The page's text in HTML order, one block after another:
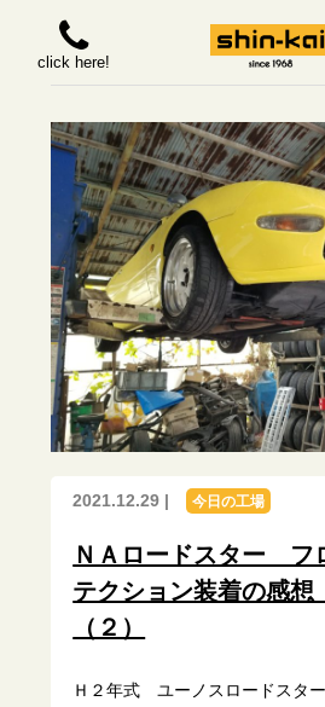
click here!
2021.12.29 | 今日の工場
ＮＡロードスター フ
テクション装着の感
（２）
Ｈ２年式 ユーノスロードスタ